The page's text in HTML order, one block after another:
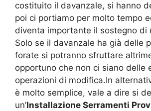
costituito il davanzale, si hanno
poi ci portiamo per molto tempo
diventa importante il sostegno di
Solo se il davanzale ha già delle
forate si potranno sfruttare
opportuno che non ci siano delle
operazioni di modifica.In
è molto semplice, vale a dire si
un’Installazione Serramenti